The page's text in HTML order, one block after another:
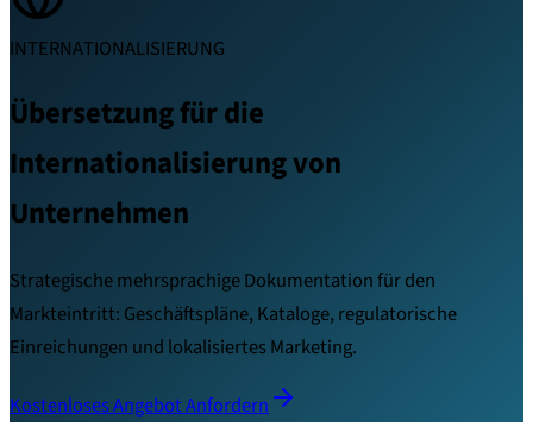
INTERNATIONALISIERUNG
Übersetzung für die
Internationalisierung von
Unternehmen
Strategische mehrsprachige Dokumentation für den
Markteintritt: Geschäftspläne, Kataloge, regulatorische
Einreichungen und lokalisiertes Marketing.
Kostenloses Angebot Anfordern